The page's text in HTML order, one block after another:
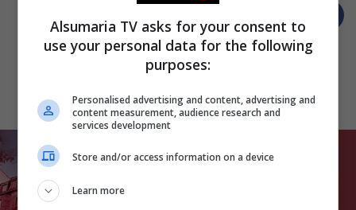
Alsumaria TV asks for your consent to
use your personal data for the following
purposes:
Personalised advertising and content, advertising and
content measurement, audience research and
services development
Store and/or access information on a device
Learn more